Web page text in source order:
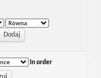
In order